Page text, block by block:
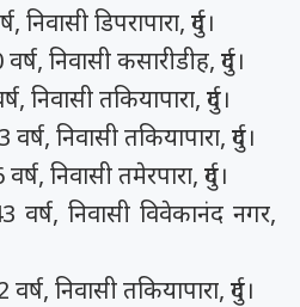
डिपरापारा, दुर्ग।
निवासी कसारीडीह, दुर्ग।
निवासी तकियापारा, दुर्ग।
निवासी तकियापारा, दुर्ग।
निवासी तमेरपारा, दुर्ग।
वर्ष, निवासी विवेकानंद नगर,
निवासी तकियापारा, दुर्ग।